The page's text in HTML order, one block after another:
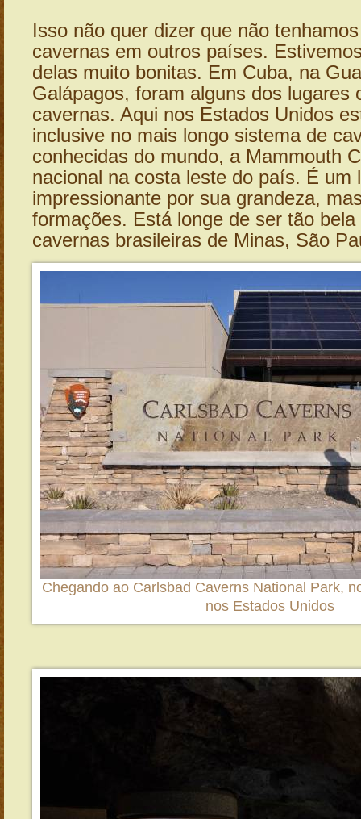
Isso não quer dizer que não
cavernas em outros países.
delas muito bonitas. Em Cuba, na
Galápagos, foram alguns dos lugares
cavernas. Aqui nos Estados Unidos
inclusive no mais longo sistema de
conhecidas do mundo, a Mammouth
nacional na costa leste do país. É um
impressionante por sua grandeza,
formações. Está longe de ser tão bela
cavernas brasileiras de Minas, São
Chegando ao Carlsbad Caverns National Park,
nos Estados Unidos